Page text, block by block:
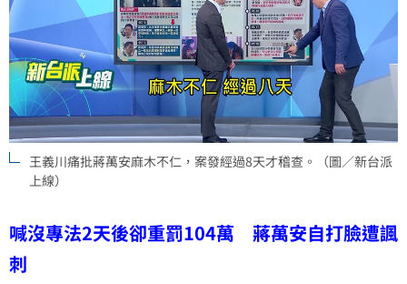
王義川痛批蔣萬安麻木不仁，案發經過8天才稽查。（圖／新台派
上線）
喊沒專法2天後卻重罰104萬 蔣萬安自打臉遭諷
刺